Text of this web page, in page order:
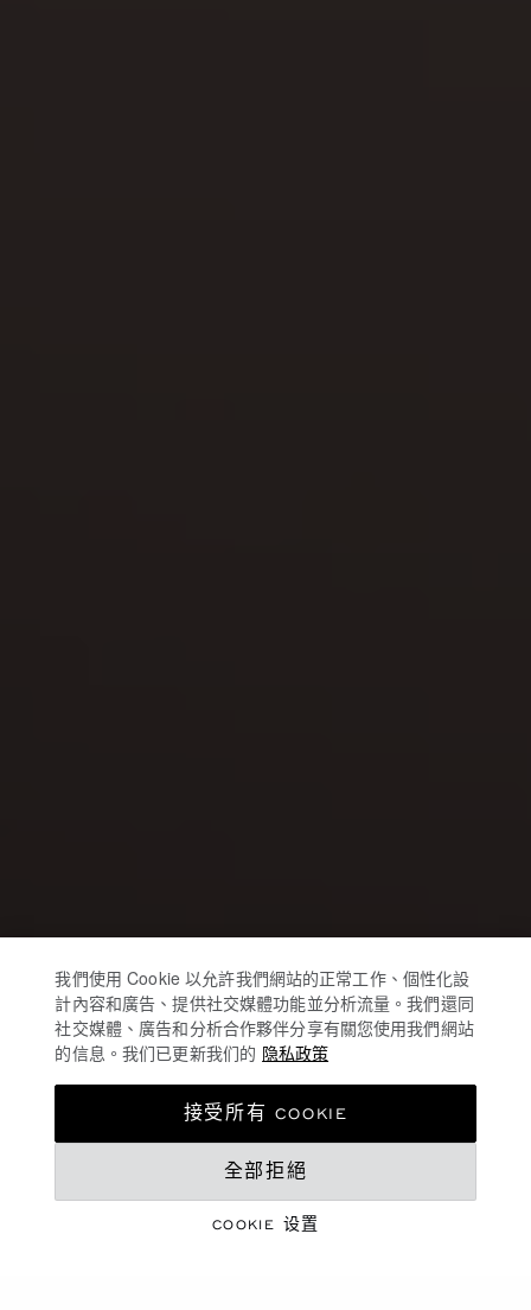
我們使用 Cookie 以允許我們網站的正常工作、個性化設
計內容和廣告、提供社交媒體功能並分析流量。我們還同
社交媒體、廣告和分析合作夥伴分享有關您使用我們網站
的信息。我们已更新我们的 隐私政策
COOKIE 设置
全部拒絕
接受所有 COOKIE